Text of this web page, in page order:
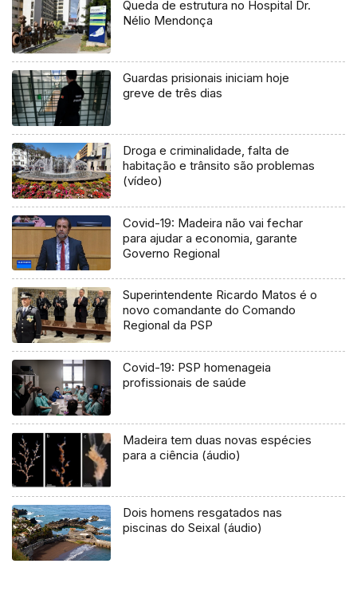
Queda de estrutura no Hospital Dr.
Nélio Mendonça
Guardas prisionais iniciam hoje
greve de três dias
Droga e criminalidade, falta de
habitação e trânsito são problemas
(vídeo)
Covid-19: Madeira não vai fechar
para ajudar a economia, garante
Governo Regional
Superintendente Ricardo Matos é o
novo comandante do Comando
Regional da PSP
Covid-19: PSP homenageia
profissionais de saúde
Madeira tem duas novas espécies
para a ciência (áudio)
Dois homens resgatados nas
piscinas do Seixal (áudio)